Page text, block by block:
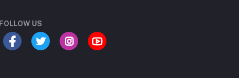
FOLLOW US